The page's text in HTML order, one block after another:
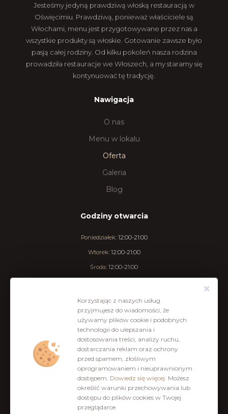
Korzystając z naszych usług
przyjmujesz do wiadomości, że
używamy plików cookie i podobnych
technologii do ulepszania i
dostosowania treści, analizy ruchu,
dostarczania reklam oraz ochrony
przed spamem, złośliwym
oprogramowaniem i nieuprawnionym
dostępem. Dowiedz się więcej. Możesz
określić warunki przechowywania lub
dostępu do plików cookies w Twojej
przeglądarce.
Jesteśmy jedyną prawdziwą włoską restauracją w
Oświęcimiu. Prawdziwą, ponieważ właściciele są
Włochami, menu jest przygotowywane przez nas a
wszystkie produkty są włoskie. Gotowanie zawsze było
pasją całej rodziny. Od kilku pokoleń nasza rodzina
prowadziła restauracje we Włoszech, a my staramy się
kontynuować tę tradycję.
Nawigacja
O nas
Menu w lokalu
Oferta
Galeria
Blog
Godziny otwarcia
Poniedziałek:12:00-21:00
Wtorek:12:00-21:00
Środa: 12:00-21:00
Sobota:12:00-23:00
Niedziela: 12:00-21:00